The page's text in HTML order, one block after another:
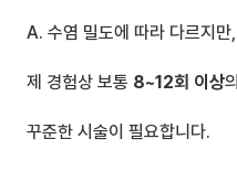
A. 수염 밀도에 따라 다르지만,
제 경험상 보통 8~12회 이상의
꾸준한 시술이 필요합니다.